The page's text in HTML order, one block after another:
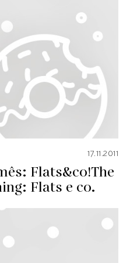
17.11.2011
Flats&co!The
Flats e co.